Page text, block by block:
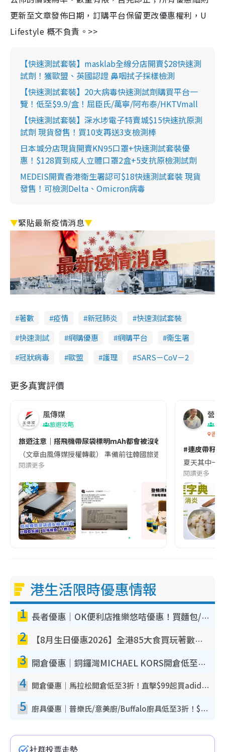
更新至文章發佈日期，訂購平台保留更改優惠權利，U
Lifestyle 概不負責。>>
【快速測試套裝】masklab全線分店開賣$28快速測
試劑！獲歐盟、英國認證 鼻咽拭子採樣檢測
【快速測試套裝】20大病毒快速測試劑購買平台一
覽！低至$9.9/盒！屈臣氏/萬寧/阿布泰/HKTVmall
【快速測試套裝】深水埗電子特賣城$15快速抗原測
試劑 現貨發售！買10支再送3支檢測棒
日本城分店現貨開賣KN95口罩+快速測試套裝優
惠！$128買到成人立體口罩2盒+5支抗原檢測試劑
MEDEIS開賣香港衛生署認可$18快速測試套裝 現貨
發售！可檢測Delta、Omicron病毒
▼緊貼最新疫情消息▼
著數 疫情 新冠肺炎
快速測試套裝
快速測試
網購優惠 網購平台
衞生署
冠狀病毒
歐盟 護理 SARS－CoV－2
更多真實評價
風傳媒
旅遊攻略
旅遊注意｜搭飛機帶尿袋標明mAh都會被沒收😱出發前切記檢查
（文章由風傳媒授權轉載） 準備前往韓國旅遊的民眾，近期要
閱讀更多
營養
香港
#連皮帶籽
夏天其中一
閱讀更多
港生活限時優惠情報
1 長者優惠｜OK便利店推樂悠咭優惠！買麵包/牛奶/保健品拍卡即減
2 【8月生日優惠2026】全港85大食買玩著數攻略 自助餐/火鍋放題同行免費＋誠品/DONKI送現金券
3 開倉優惠｜銅鑼灣MICHAEL KORS開倉低至17折！直擊$500起買手袋/銀包/鞋款 必買經典Jet Set系列
4 開倉優惠｜馬拉松開倉低至3折！直擊$99起買adidas／New Balance／Puma鞋款 STANLEY保溫杯劈價至$119起
5 廚具優惠｜普樂氏/意美廚/Buffalo廚具低至3折！$89起買煎鍋／炒鑊／個人鍋 同場小家電激減至$99起